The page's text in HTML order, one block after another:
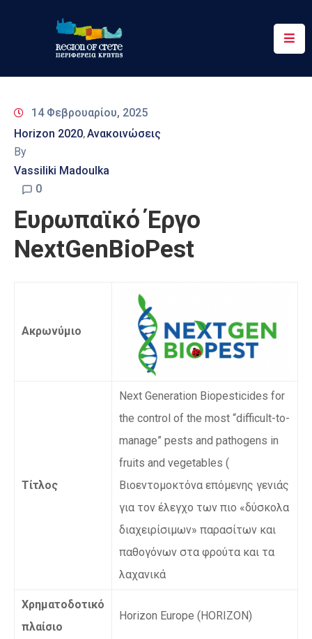
Περιφέρεια
&
Δράσεις
Ψηφιακές
Επικοινωνία
14 Φεβρουαρίου, 2025
Horizon 2020‚Ανακοινώσεις
By
Vassiliki Madoulka
0
Ευρωπαϊκό Έργο
NextGenBioPest
Ακρωνύμιο
Τίτλος
Next Generation Biopesticides for
the control of the most “difficult-to-
manage” pests and pathogens in
fruits and vegetables (
Βιοεντομοκτόνα επόμενης γενιάς
για τον έλεγχο των πιο «δύσκολα
διαχειρίσιμων» παρασίτων και
παθογόνων στα φρούτα και τα
λαχανικά
Χρηματοδοτικό
πλαίσιο
Horizon Europe (HORIZON)